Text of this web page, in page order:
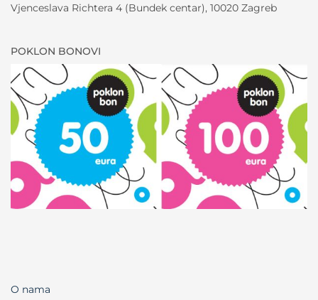
Vjenceslava Richtera 4 (Bundek centar), 10020 Zagreb
POKLON BONOVI
O nama